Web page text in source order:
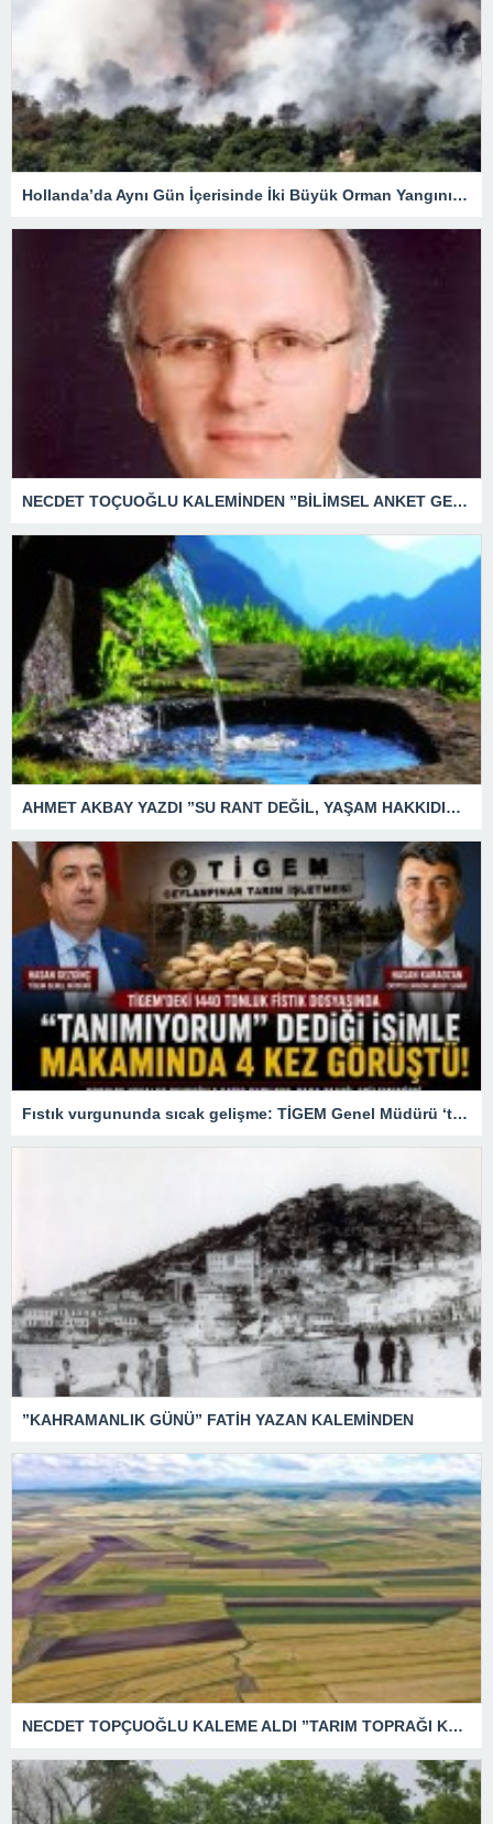
Hollanda’da Aynı Gün İçerisinde İki Büyük Orman Yangını Çıktı.
NECDET TOÇUOĞLU KALEMİNDEN ”BİLİMSEL ANKET GERÇEĞİ, SEÇİM ANKETİ BEKLENTİYİ YANSITIR.”
AHMET AKBAY YAZDI ”SU RANT DEĞİL, YAŞAM HAKKIDIR.” SUDA MI İÇMEYELİM ?
Fıstık vurgununda sıcak gelişme: TİGEM Genel Müdürü ‘tanımıyorum’ dediği firari patronla 4 kez görüşmüş
”KAHRAMANLIK GÜNÜ” FATİH YAZAN KALEMİNDEN
NECDET TOPÇUOĞLU KALEME ALDI ”TARIM TOPRAĞI KATLİAMI”